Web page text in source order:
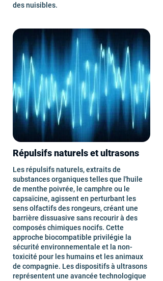
des nuisibles.
Répulsifs naturels et ultrasons
Les répulsifs naturels, extraits de
substances organiques telles que l'huile
de menthe poivrée, le camphre ou le
capsaïcine, agissent en perturbant les
sens olfactifs des rongeurs, créant une
barrière dissuasive sans recourir à des
composés chimiques nocifs. Cette
approche biocompatible privilégie la
sécurité environnementale et la non-
toxicité pour les humains et les animaux
de compagnie. Les dispositifs à ultrasons
représentent une avancée technologique